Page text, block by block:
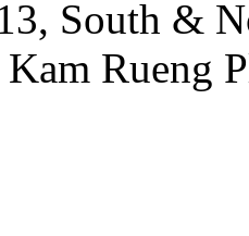
South &
Rueng